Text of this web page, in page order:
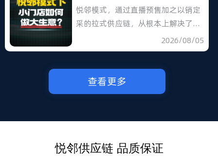
悦邻模式，通过直播预售加之以销定
采的拉式供应链，从根本上解决了传
2026/08/05
查看更多
悦邻供应链 品质保证